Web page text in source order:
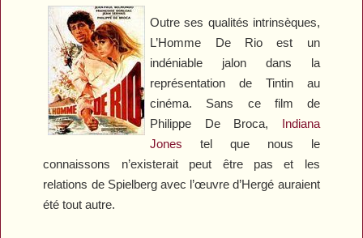
Outre ses qualités intrinsèques,
L’Homme De Rio est un
indéniable jalon dans la
représentation de Tintin au
cinéma. Sans ce film de
Philippe De Broca, Indiana
Jones tel que nous le
connaissons n’existerait peut être pas et les
relations de Spielberg avec l’œuvre d’Hergé auraient
été tout autre.